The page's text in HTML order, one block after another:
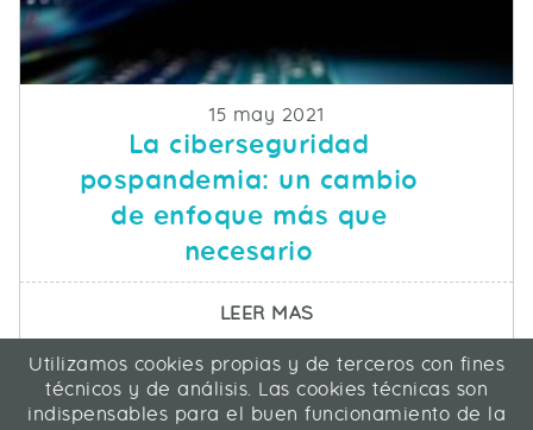
Fecha de publicacion
15 may 2021
La ciberseguridad
pospandemia: un cambio
de enfoque más que
necesario
LEER MASSOBRE LA
ICA Informática y Comunicaciones Avanzadas SL
C/ La Rábida 27, 28039 Madrid
Utilizamos cookies propias y de terceros con fines
técnicos y de análisis. Las cookies técnicas son
indispensables para el buen funcionamiento de la